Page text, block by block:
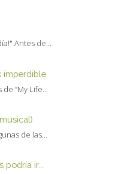
Antes de...
imperdible
“My Life...
de las...
ir...